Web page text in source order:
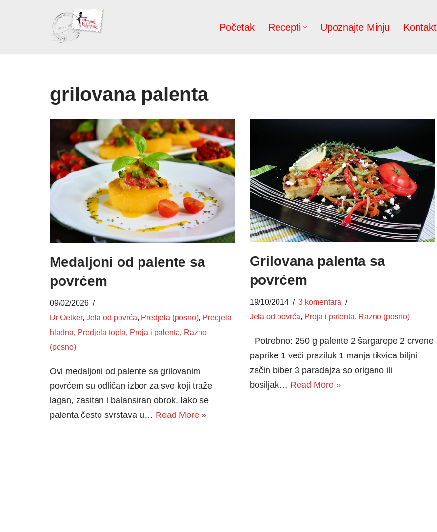
Početak Recepti Upoznajte Minju Kontakt
grilovana palenta
Medaljoni od palente sa
povrćem
09/02/2026
Dr Oetker, Jela od povrća, Predjela (posno), Predjela
hladna, Predjela topla, Proja i palenta, Razno
(posno)
Ovi medaljoni od palente sa grilovanim
povrćem su odličan izbor za sve koji traže
lagan, zasitan i balansiran obrok. Iako se
palenta često svrstava u… Read More »
Grilovana palenta sa
povrćem
19/10/2014
3 komentara
Jela od povrća, Proja i palenta, Razno (posno)
Potrebno: 250 g palente 2 šargarepe 2 crvene
paprike 1 veći praziluk 1 manja tikvica biljni
začin biber 3 paradajza so origano ili
bosiljak… Read More »